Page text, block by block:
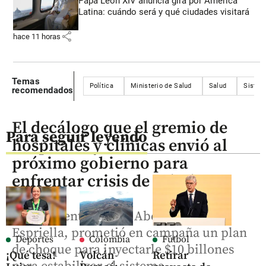
Latina: cuándo será y qué ciudades visitará
hace 11 horas share
Temas
recomendados
Política Ministerio de Salud Salud
Para seguir leyendo
Deportes
¡Qué tesa!
Colombia
Volcán
Fútbol
Retirar
El decálogo que el gremio de
hospitales y clínicas envió al
próximo gobierno para
enfrentar crisis de salud
El presidente electo, Abelardo de la
Espriella, prometió en campaña un plan
de choque para inyectarle $10 billones